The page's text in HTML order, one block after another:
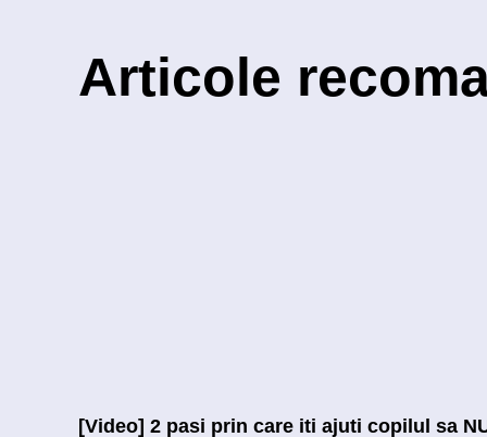
Articole
[Video] 2 pasi prin care iti ajuti copilul sa